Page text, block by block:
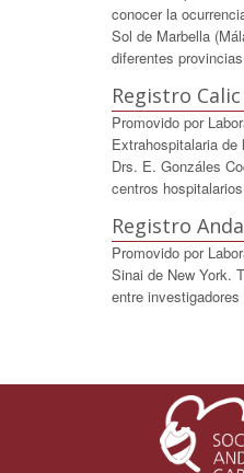
conocer la
Sol de Marbella
diferentes
Registro Calic
Promovido por
Extrahospitalaria
Drs. E. Gonzáles
centros
Registro
Promovido por
Sinai de New York.
entre